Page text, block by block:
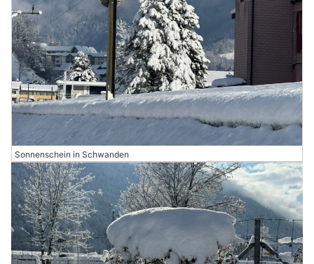
Sonnenschein in Schwanden